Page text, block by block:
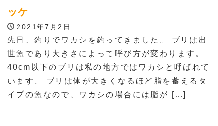
ッケ
2021年7月2日
先日、釣りでワカシを釣ってきました。 ブリは出
世魚であり大きさによって呼び方が変わります。
40cm以下のブリは私の地方ではワカシと呼ばれて
います。 ブリは体が大きくなるほど脂を蓄えるタ
イプの魚なので、ワカシの場合には脂が […]